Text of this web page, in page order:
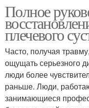
Полное
плечевого
Часто, получая
ощущать серьезного
люди более
раньше. Люди,
занимающиеся